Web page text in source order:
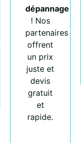
dépannage
! Nos
partenaires
offrent
un prix
juste et
devis
gratuit
et
rapide.